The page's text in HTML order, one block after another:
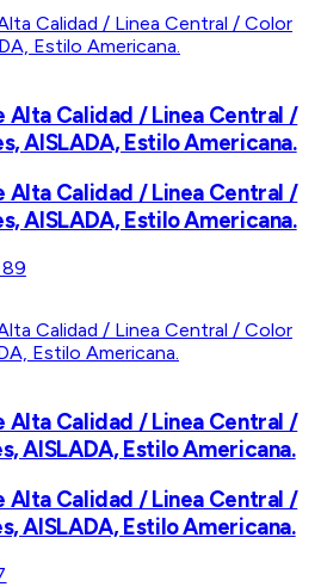
Alta Calidad / Linea Central /
AISLADA, Estilo Americana.
Alta Calidad / Linea Central /
AISLADA, Estilo Americana.
Alta Calidad / Linea Central /
AISLADA, Estilo Americana.
Alta Calidad / Linea Central /
AISLADA, Estilo Americana.